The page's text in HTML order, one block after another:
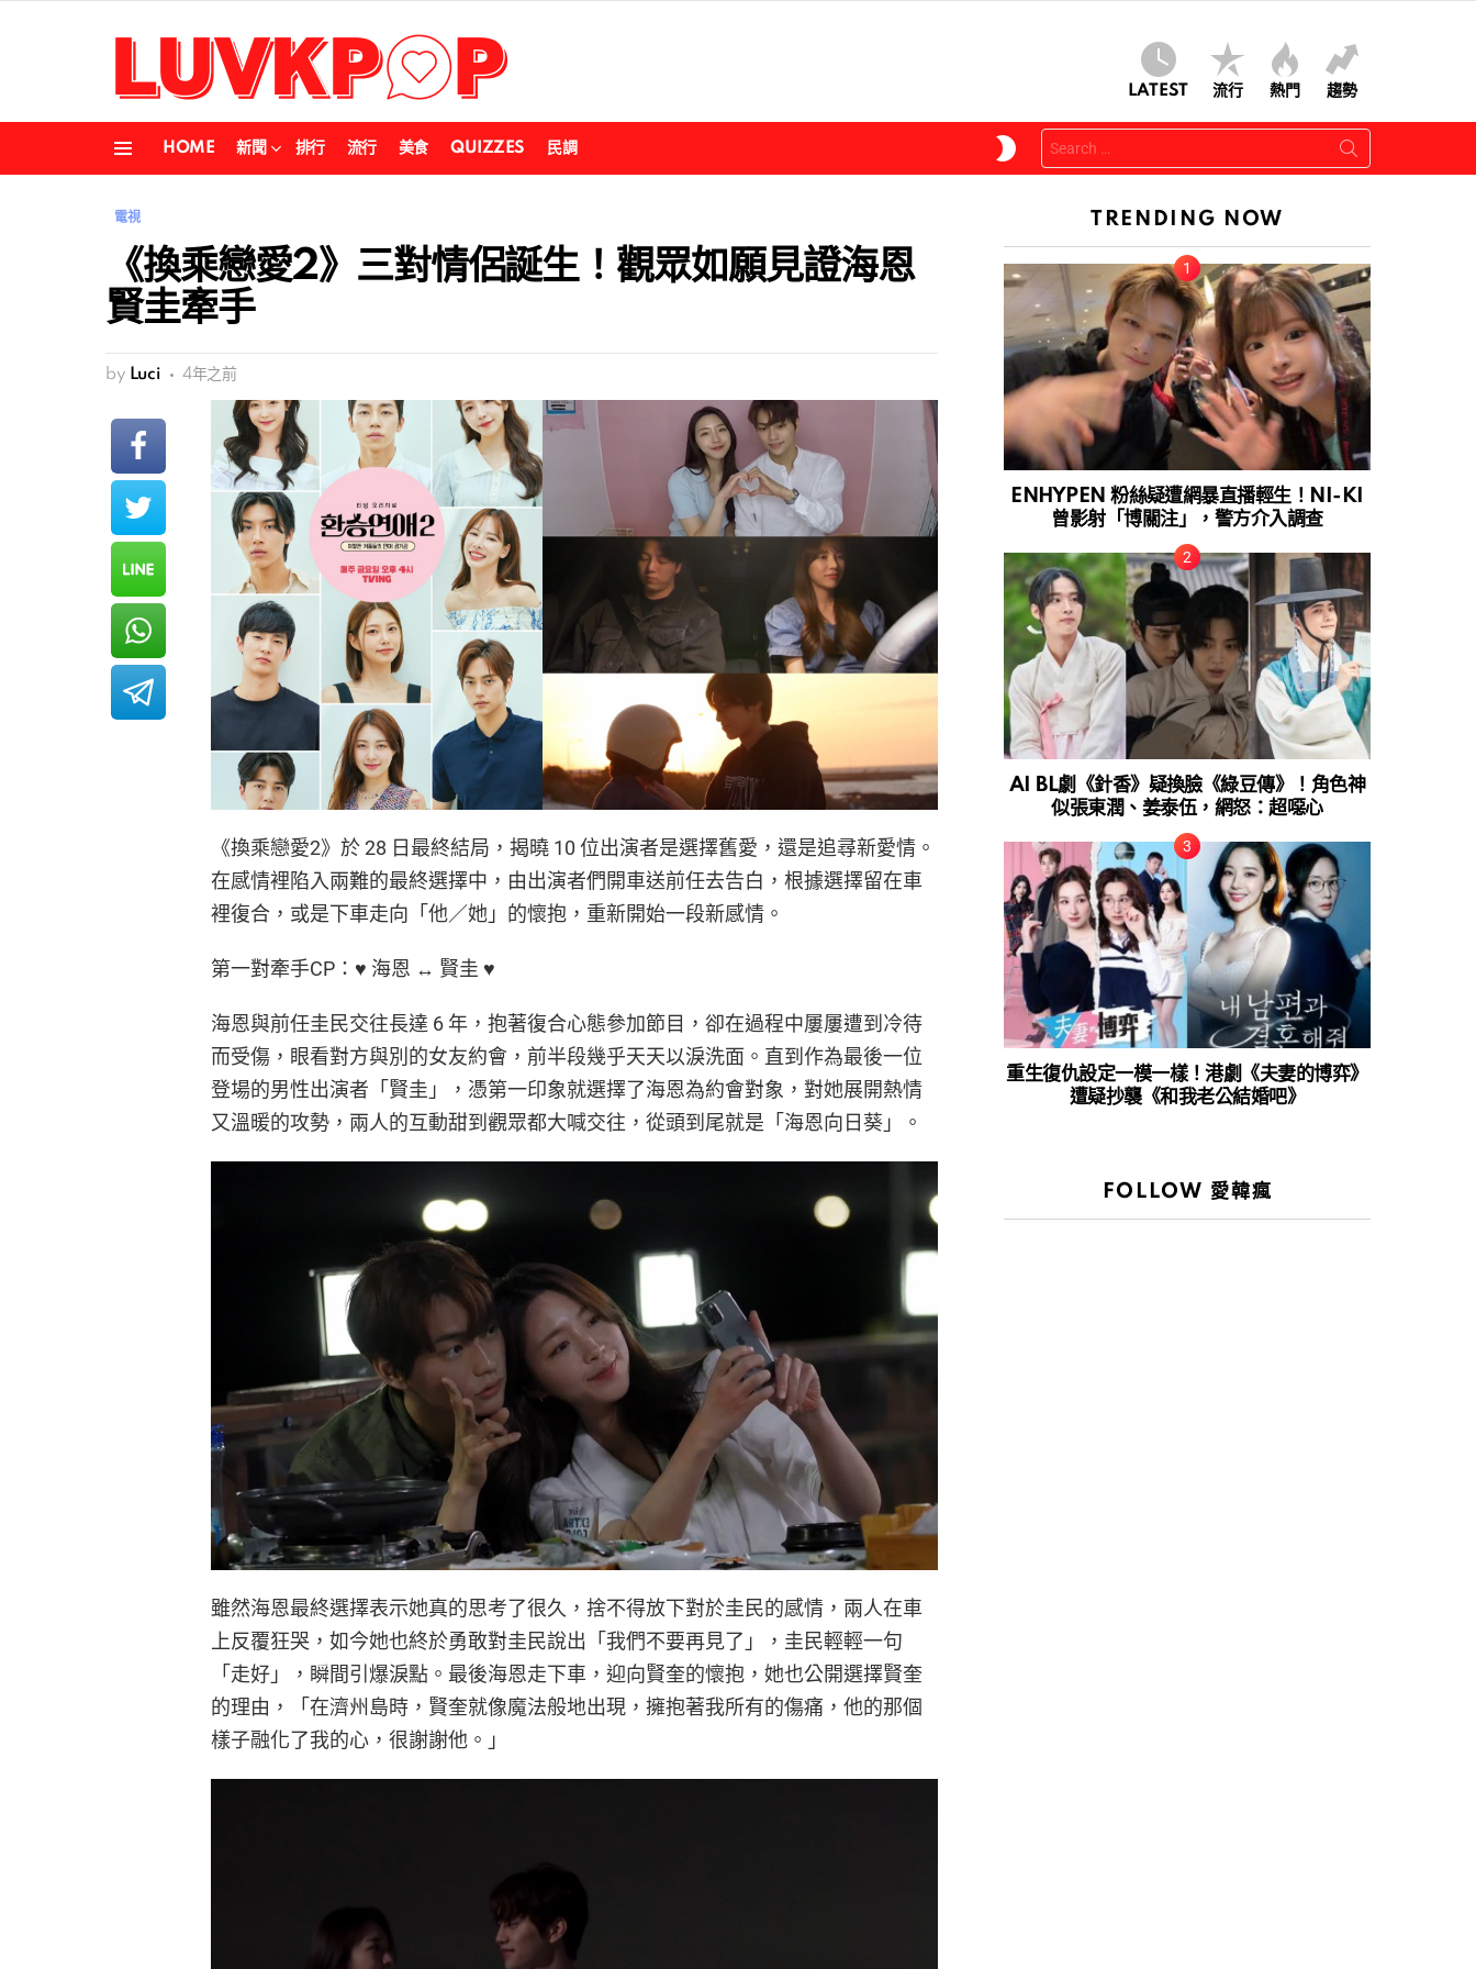
LATEST 流行 熱門 趨勢
HOME 新聞 排行 流行 美食 QUIZZES 民調
SKIN
Search
for:
電視
《換乘戀愛2》三對情侶誕生！觀眾如願見證海恩
賢圭牽手
by Luci 4年之前
《換乘戀愛2》於 28 日最終結局，揭曉 10 位出演者是選擇舊愛，還是追尋新愛情。
在感情裡陷入兩難的最終選擇中，由出演者們開車送前任去告白，根據選擇留在車
裡復合，或是下車走向「他／她」的懷抱，重新開始一段新感情。
第一對牽手CP：♥ 海恩 ↔ 賢圭 ♥
海恩與前任圭民交往長達 6 年，抱著復合心態參加節目，卻在過程中屢屢遭到冷待
而受傷，眼看對方與別的女友約會，前半段幾乎天天以淚洗面。直到作為最後一位
登場的男性出演者「賢圭」，憑第一印象就選擇了海恩為約會對象，對她展開熱情
又溫暖的攻勢，兩人的互動甜到觀眾都大喊交往，從頭到尾就是「海恩向日葵」。
雖然海恩最終選擇表示她真的思考了很久，捨不得放下對於圭民的感情，兩人在車
上反覆狂哭，如今她也終於勇敢對圭民說出「我們不要再見了」，圭民輕輕一句
「走好」，瞬間引爆淚點。最後海恩走下車，迎向賢奎的懷抱，她也公開選擇賢奎
的理由，「在濟州島時，賢奎就像魔法般地出現，擁抱著我所有的傷痛，他的那個
樣子融化了我的心，很謝謝他。」
TRENDING NOW
ENHYPEN 粉絲疑遭網暴直播輕生！NI-KI
曾影射「博關注」，警方介入調查
AI BL劇《針香》疑換臉《綠豆傳》！角色神
似張東潤、姜泰伍，網怒：超噁心
重生復仇設定一模一樣！港劇《夫妻的博弈》
遭疑抄襲《和我老公結婚吧》
FOLLOW 愛韓瘋